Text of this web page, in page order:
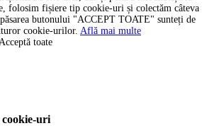
folosim fișiere tip cookie-uri și colectăm câteva
butonului "ACCEPT TOATE" sunteți de
cookie-urilor. Află mai multe
Acceptă toate
cookie-uri